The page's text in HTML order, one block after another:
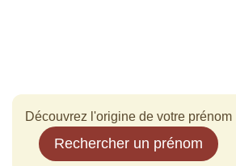
Découvrez l'origine de votre prénom
Rechercher un prénom